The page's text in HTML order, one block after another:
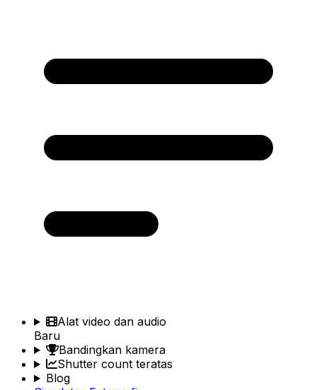
Alat video dan audio
Baru
Bandingkan kamera
Shutter count teratas
Blog